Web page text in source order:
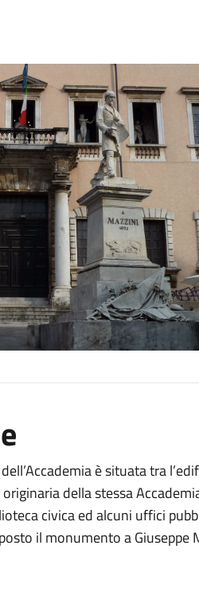
è situata tra
della stessa
civica ed alcuni uffici
il monumento a